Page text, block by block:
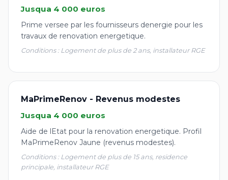
Jusqua 4 000 euros
Prime versee par les fournisseurs denergie pour les
travaux de renovation energetique.
Conditions : Logement de plus de 2 ans, installateur RGE
MaPrimeRenov - Revenus modestes
Jusqua 4 000 euros
Aide de lEtat pour la renovation energetique. Profil
MaPrimeRenov Jaune (revenus modestes).
Conditions : Logement de plus de 15 ans, residence
principale, installateur RGE